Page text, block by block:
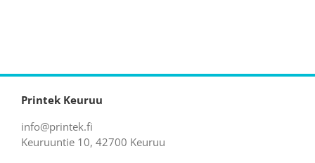
Printek Keuruu
info@printek.fi
Keuruuntie 10, 42700 Keuruu